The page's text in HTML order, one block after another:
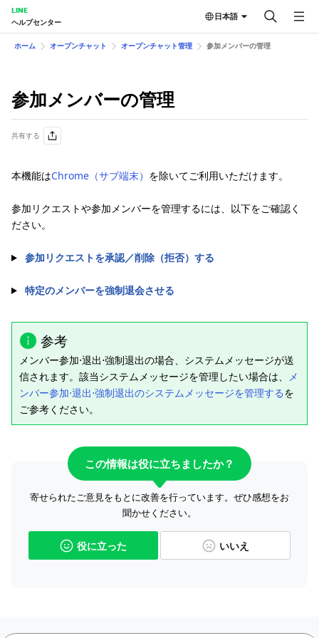
LINE
ヘルプセンター
日本語
ホーム オープンチャット オープンチャット管理 参加メンバーの管理
参加メンバーの管理
共有する
本機能はChrome（サブ端末） を除いてご利用いただけます。
参加リクエストや参加メンバーを管理するには、以下をご確認く
ださい。
参加リクエストを承認／削除（拒否）する
特定のメンバーを強制退会させる
参考
メンバー参加⋅退出⋅強制退出の場合、システムメッセージが送
信されます。該当システムメッセージを管理したい場合は、
メ
ンバー参加⋅退出⋅強制退出のシステムメッセージを管理するを
ご参考ください。
この情報は役に立ちましたか？
寄せられたご意見をもとに改善を行っています。ぜひ感想をお
聞かせください。
役に立った いいえ